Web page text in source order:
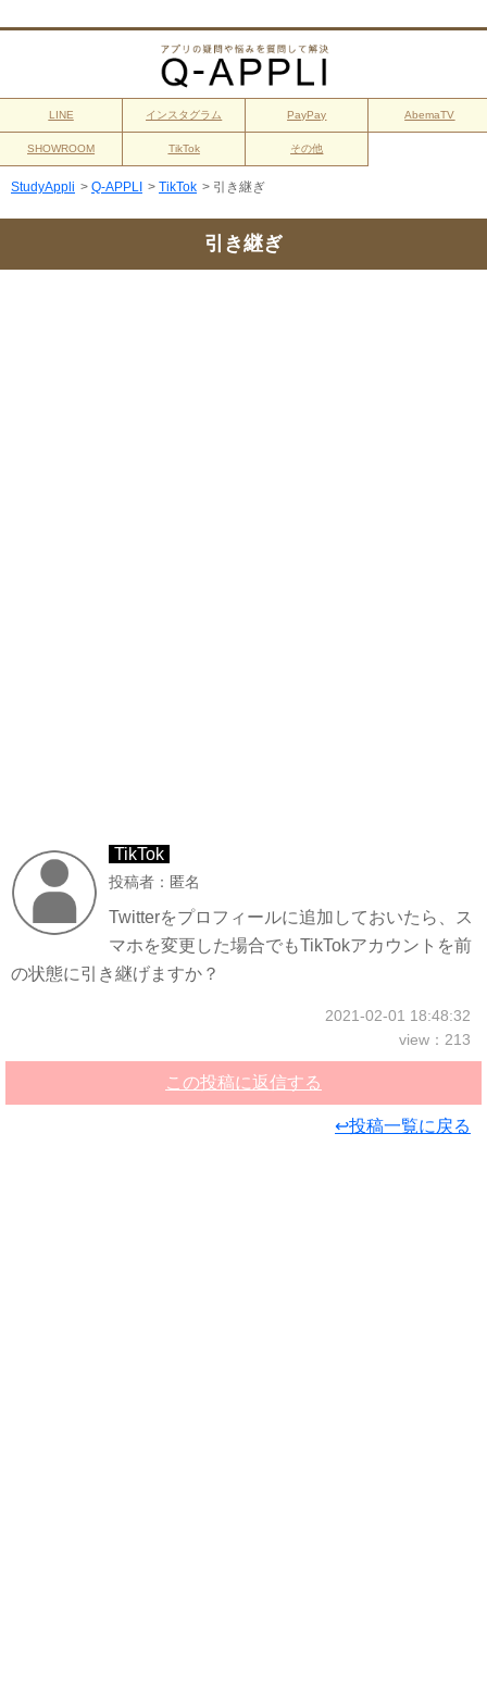
LINE インスタグラム PayPay AbemaTV
SHOWROOM TikTok その他
StudyAppli > Q-APPLI > TikTok > 引き継ぎ
引き継ぎ
TikTok
投稿者：匿名
Twitterをプロフィールに追加しておいたら、ス
マホを変更した場合でもTikTokアカウントを前
の状態に引き継げますか？
2021-02-01 18:48:32
view：213
この投稿に返信する
↩投稿一覧に戻る